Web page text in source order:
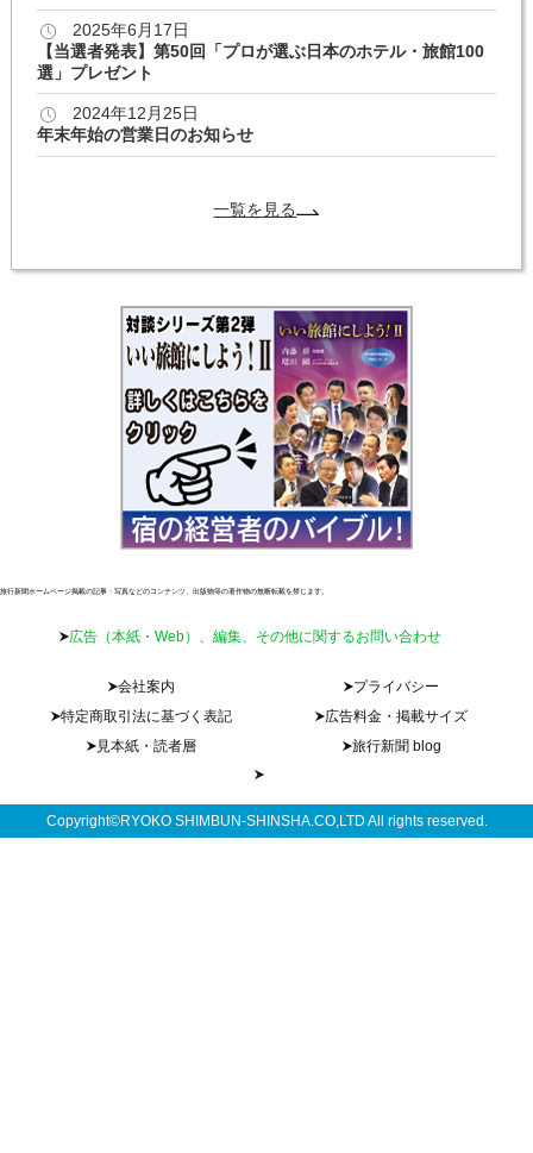
2025年6月17日
【当選者発表】第50回「プロが選ぶ日本のホテル・旅館100
選」プレゼント
2024年12月25日
年末年始の営業日のお知らせ
一覧を見る
旅行新聞ホームページ掲載の記事・写真などのコンテンツ、出版物等の著作物の無断転載を禁じます。
広告（本紙・Web）、編集、その他に関するお問い合わせ
会社案内
プライバシー
特定商取引法に基づく表記
広告料金・掲載サイズ
見本紙・読者層
旅行新聞 blog
Copyright©RYOKO SHIMBUN-SHINSHA.CO,LTD All rights reserved.